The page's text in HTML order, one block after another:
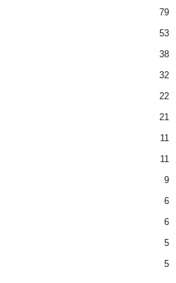
79
53
38
32
22
21
11
11
9
6
6
5
5